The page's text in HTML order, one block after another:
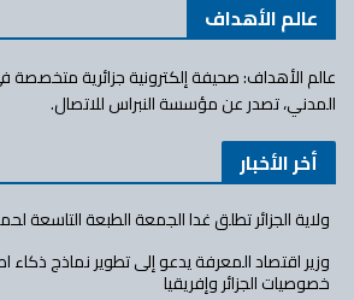
عالم الأهداف
عالم الأهداف: صحيفة إلكترونية جزائرية
المدني، تصدر عن مؤسسة النبراس للاتصال.
أخر الأخبار
ولاية الجزائر تطلق غدا الجمعة الطبعة التاسعة
وزير اقتصاد المعرفة يدعو إلى تطوير نماذج
خصوصيات الجزائر وإفريقيا